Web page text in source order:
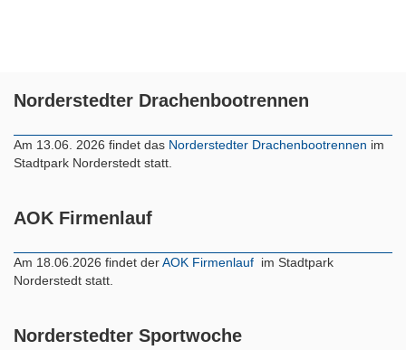
Norderstedter Drachenbootrennen
Am 13.06. 2026 findet das Norderstedter Drachenbootrennen im
Stadtpark Norderstedt statt.
AOK Firmenlauf
Am 18.06.2026 findet derAOK Firmenlauf im Stadtpark
Norderstedt statt.
Norderstedter Sportwoche